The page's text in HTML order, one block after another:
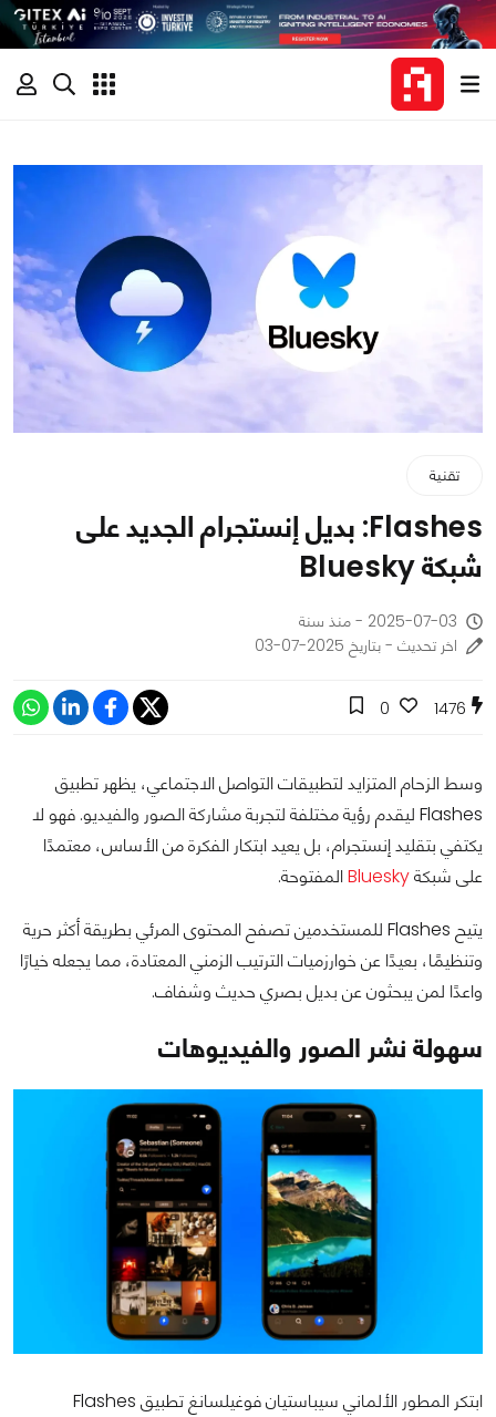
تقنية
Flashes: بديل إنستجرام الجديد على
شبكة Bluesky
2025-07-03 - منذ سنة
اخر تحديث - بتاريخ 2025-07-03
1476
0
وسط الزحام المتزايد لتطبيقات التواصل الاجتماعي، يظهر تطبيق
Flashes ليقدم رؤية مختلفة لتجربة مشاركة الصور والفيديو. فهو لا
يكتفي بتقليد إنستجرام، بل يعيد ابتكار الفكرة من الأساس، معتمدًا
على شبكةBlueskyالمفتوحة.
يتيح Flashes للمستخدمين تصفح المحتوى المرئي بطريقة أكثر حرية
وتنظيمًا، بعيدًا عن خوارزميات الترتيب الزمني المعتادة، مما يجعله خيارًا
واعدًا لمن يبحثون عن بديل بصري حديث وشفاف.
سهولة نشر الصور والفيديوهات
ابتكر المطور الألماني سيباستيان فوغيلسانغ تطبيق Flashes